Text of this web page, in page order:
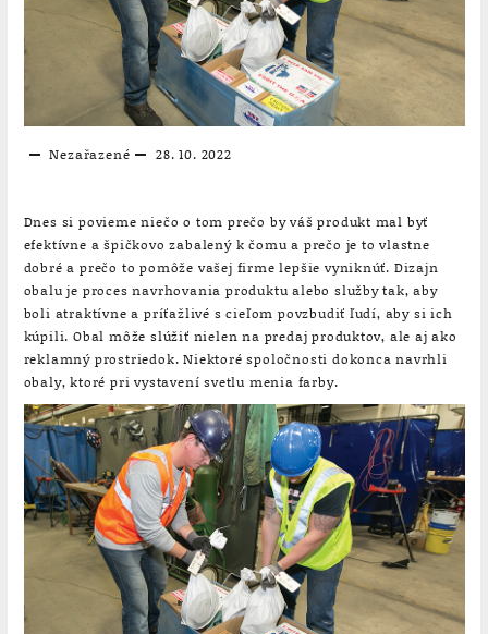
Nezařazené 28. 10. 2022
Dnes si povieme niečo o tom prečo by váš produkt mal byť
efektívne a špičkovo zabalený k čomu a prečo je to vlastne
dobré a prečo to pomôže vašej firme lepšie vyniknúť. Dizajn
obalu je proces navrhovania produktu alebo služby tak, aby
boli atraktívne a príťažlivé s cieľom povzbudiť ľudí, aby si ich
kúpili. Obal môže slúžiť nielen na predaj produktov, ale aj ako
reklamný prostriedok. Niektoré spoločnosti dokonca navrhli
obaly, ktoré pri vystavení svetlu menia farby.